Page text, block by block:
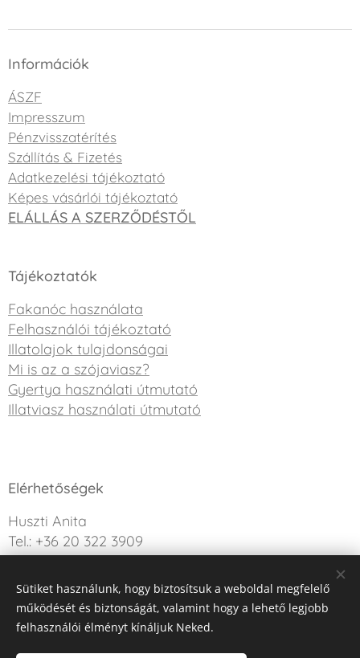
Információk
ÁSZF
Impresszum
Pénzvisszatérítés
Szállítás & Fizetés
Adatkezelési tájékoztató
Képes vásárlói tájékoztató
ELÁLLÁS A SZERZŐDÉSTŐL
Tájékoztatók
Fakanóc használata
Felhasználói tájékoztató
Illatolajok tulajdonságai
Mi is az a szójaviasz?
Gyertya használati útmutató
Illatviasz használati útmutató
Elérhetőségek
Huszti Anita
Tel.: +36 20 322 3909
Kérdésed van? Írj nekünk!
Sütiket használunk, hogy biztosítsuk a weboldal megfelelő
működését és biztonságát, valamint hogy a lehető legjobb
felhasználói élményt kínáljuk Neked.